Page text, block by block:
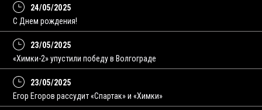
24/05/2025
С Днем рождения!
23/05/2025
«Химки-2» упустили победу в Волгограде
23/05/2025
Егор Егоров рассудит «Спартак» и «Химки»